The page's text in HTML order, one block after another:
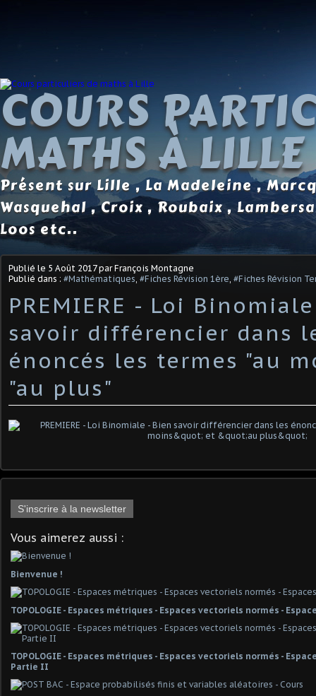
COURS
MATHS À LILLE
Présent sur Lille , La Madeleine ,
Wasquehal , Croix , Roubaix ,
Loos etc..
Publié le 5 Août 2017par François Montagne
Publié dans : #Mathématiques #Fiches Révision 1ère #Fiches Révision
PREMIERE - Loi
savoir différencier dans
énoncés les termes "au
"au plus"
S'inscrire à la newsletter
Vous aimerez aussi :
Bienvenue !
TOPOLOGIE - Espaces métriques - Espaces vectoriels normés -
TOPOLOGIE - Espaces métriques - Espaces vectoriels normés -
Partie II